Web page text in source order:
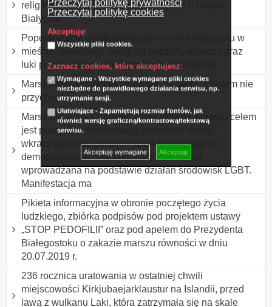
Przeczytaj politykę prywatności
Przeczytaj politykę cookies
Akceptuję:
Wszystkie pliki cookies.
Zaznacz cookies, które akceptujesz:
Wymagane - Wszystkie wymagane pliki cookies
niezbędne do prawidłowego działania serwisu, np.
utrzymanie sesji.
Ułatwiające - Zapamiętują rozmiar fontów, jak
również wersję graficzną/kontrastową/tekstową
serwisu.
Akceptuję wymagane Akceptuję
religijnych chrześcijan zamieszkujących miasto
Białystok
Popularyzacja wrotkarstwa jako środka transportu w
mieście, zwrócenie uwagi na potrzeby rolkarzy oraz
luki prawne dotyczące tego środka transportu
Marsz ludzi, którzy deklarują się, że będą, a potem nie
przychodzą.
Marsz dla życia i zdrowej, silnej rodziny, którego celem
jest pokojowa manifestacja sprzeciwu wobec
wkraczającej do polskich szkół deprawującej i
demoralizującej "seks edukacji", która jest
wprowadzana na podstawie działań środowisk LGBT.
Manifestacja ma
Pikieta informacyjna w obronie poczętego życia
ludzkiego, zbiórka podpisów pod projektem ustawy
„STOP PEDOFILII” oraz pod apelem do Prezydenta
Białegostoku o zakazie marszu równości w dniu
20.07.2019 r.
236 rocznica uratowania w ostatniej chwili
miejscowości Kirkjubaejarklaustur na Islandii, przed
lawą z wulkanu Laki, która zatrzymała się na skale